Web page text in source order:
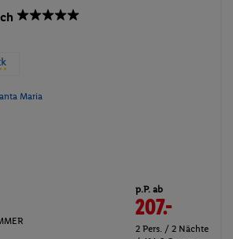
Maria
p.P. ab
207.-
2 Pers. / 2 Nächte